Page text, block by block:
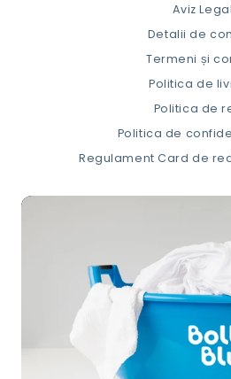
Aviz Legal
Detalii de
Termeni și
Politica de
Politica de
Politica de
Regulament Card de